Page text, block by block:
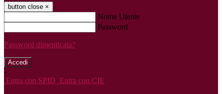
button close ×
Nome Utente
Password
Password dimenticata?
-
Entra con SPID Entra con CIE